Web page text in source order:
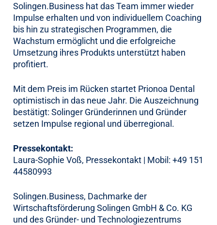
Solingen.Business hat das Team immer wieder
Impulse erhalten und von individuellem Coaching
bis hin zu strategischen Programmen, die
Wachstum ermöglicht und die erfolgreiche
Umsetzung ihres Produkts unterstützt haben
profitiert.
Mit dem Preis im Rücken startet Prionoa Dental
optimistisch in das neue Jahr. Die Auszeichnung
bestätigt: Solinger Gründerinnen und Gründer
setzen Impulse regional und überregional.
Pressekontakt:
Laura-Sophie Voß, Pressekontakt | Mobil: +49 151
44580993
Solingen.Business, Dachmarke der
Wirtschaftsförderung Solingen GmbH & Co. KG
und des Gründer- und Technologiezentrums